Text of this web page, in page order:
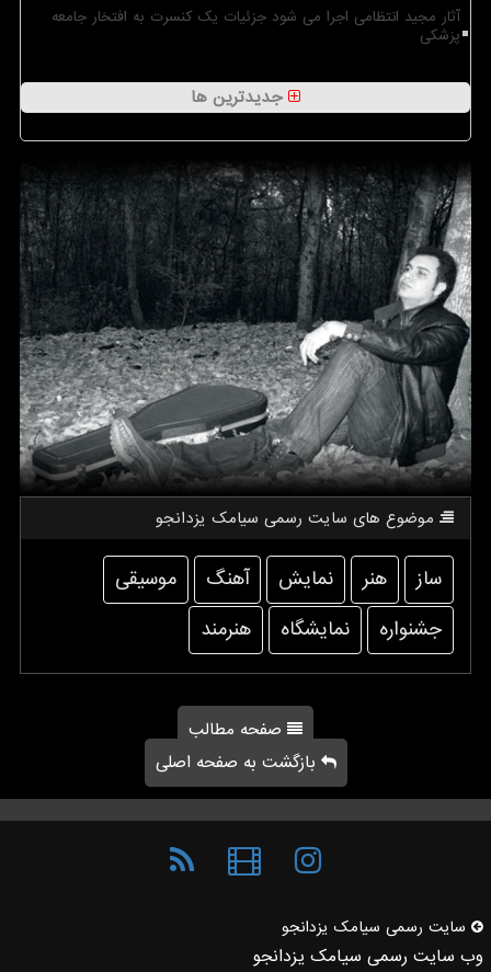
آثار مجید انتظامی اجرا می شود جزئیات یک کنسرت به افتخار جامعه
پزشکی
جدیدترین ها
موضوع های سایت رسمی سیامك یزدانجو
ساز هنر نمایش آهنگ
موسیقی
جشنواره
نمایشگاه هنرمند
صفحه مطالب
بازگشت به صفحه اصلی
سایت رسمی سیامك یزدانجو
وب سایت رسمی سیامک یزدانجو